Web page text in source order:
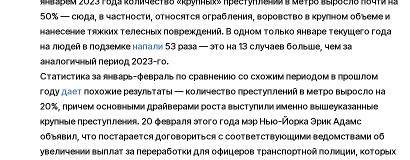
50% — сюда, в частности, относятся ограбления, воровство в крупном объеме и
нанесение тяжких телесных повреждений. В одном только январе текущего года
на людей в подземке напали 53 раза — это на 13 случаев больше, чем за
аналогичный период 2023-го.
Статистика за январь-февраль по сравнению со схожим периодом в прошлом
годудает похожие результаты — количество преступлений в метро выросло на
20%, причем основными драйверами роста выступили именно вышеуказанные
крупные преступления. 20 февраля этого года мэр Нью-Йорка Эрик Адамс
объявил, что постарается договориться с соответствующими ведомствами об
увеличении выплат за переработки для офицеров транспортной полиции, которых